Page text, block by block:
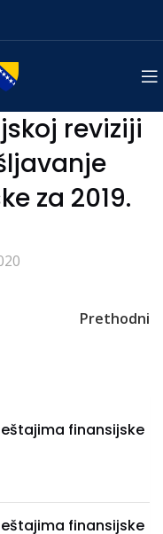
reviziji
za 2019.
Prethodni
finansijske
finansijske